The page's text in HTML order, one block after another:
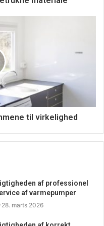
til virkelighed
af professionel
af varmepumper
28. marts 2026